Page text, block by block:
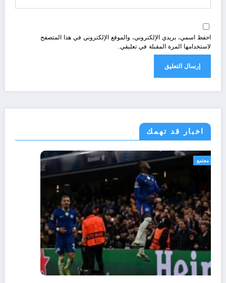
احفظ اسمي، بريدي الإلكتروني، والموقع الإلكتروني في هذا المتصفح
لاستخدامها المرة المقبلة في تعليقي.
اخبار قد تهمك
رياضة مجتمع